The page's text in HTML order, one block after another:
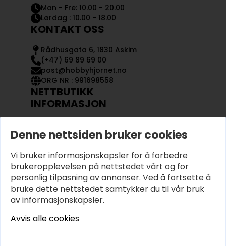
Man - Fre: 10.00 - 20.00
Lørdag : 10.00 - 18.00
KONTAKT OSS
Rådhusgata 6, 1830 Askim
(+47) 69 89 69 00
post@hobbyhjornet.no
ORG NR : 991698558
NETTBUTIKK
INFORMASJON
OM OSS
KJØPSVILKÅR OG BETINGELSER
PERSONVERN
Denne nettsiden bruker cookies
Vi bruker informasjonskapsler for å forbedre
brukeropplevelsen på nettstedet vårt og for
personlig tilpasning av annonser. Ved å fortsette å
bruke dette nettstedet samtykker du til vår bruk
av informasjonskapsler.
Avvis alle cookies